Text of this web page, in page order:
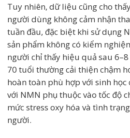
Tuy nhiên, dữ liệu cũng cho
người dùng không cảm nhận
tuần đầu, đặc biệt khi sử dụng
sản phẩm không có kiểm
người chỉ thấy hiệu quả sau
70 tuổi thường cải thiện chậm
hoàn toàn phù hợp với sinh học
với NMN phụ thuộc vào tốc độ
mức stress oxy hóa và tình
người.